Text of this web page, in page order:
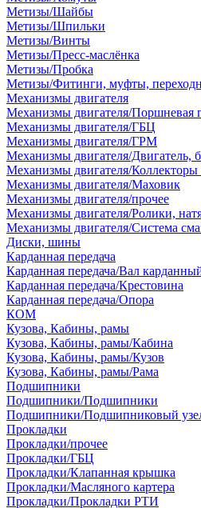
Метизы/Шайбы
Метизы/Шпильки
Метизы/Винты
Метизы/Пресс-маслёнка
Метизы/Пробка
Метизы/Фитинги, муфты,
Механизмы двигателя
Механизмы двигателя/Поршневая
Механизмы двигателя/ГБЦ
Механизмы двигателя/ГРМ
Механизмы двигателя/Двигатель,
Механизмы двигателя/
Механизмы двигателя/Маховик
Механизмы двигателя/прочее
Механизмы двигателя/Ролики,
Механизмы двигателя/Система
Диски, шины
Карданная передача
Карданная передача/Вал
Карданная передача/Крестовина
Карданная передача/Опора
КОМ
Кузова, Кабины, рамы
Кузова, Кабины, рамы/Кабина
Кузова, Кабины, рамы/Кузов
Кузова, Кабины, рамы/Рама
Подшипники
Подшипники/Подшипники
Подшипники/Подшипниковый
Прокладки
Прокладки/прочее
Прокладки/ГБЦ
Прокладки/Клапанная крышка
Прокладки/Масляного картера
Прокладки/Прокладки РТИ